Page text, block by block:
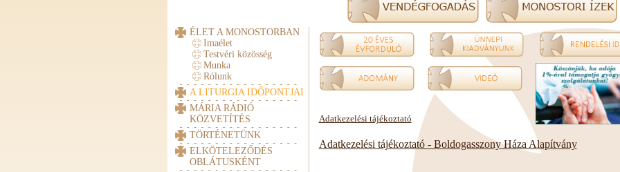
ÉLET A MONOSTORBAN
Imaélet
Testvéri közösség
Munka
Rólunk
A LITURGIA IDŐPONTJAI
MÁRIA RÁDIÓ
KÖZVETÍTÉS
TÖRTÉNETÜNK
ELKÖTELEZŐDÉS
OBLÁTUSKÉNT
Adatkezelési tájékoztató
Adatkezelési tájékoztató - Boldogasszony Háza Alapítvány